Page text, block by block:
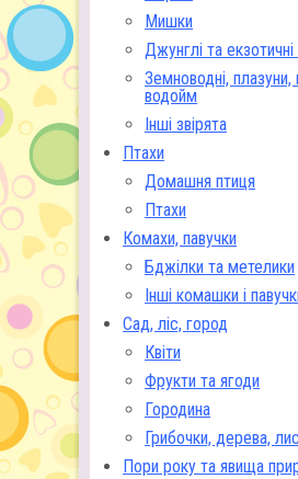
Мишки
Джунглі та екзотичні
Земноводні,
водойм
Інші звірята
Птахи
Домашня птиця
Птахи
Комахи, павучки
Бджілки та метелики
Інші комашки і
Сад, ліс, город
Квіти
Фрукти та ягоди
Городина
Грибочки, дерева,
Пори року та явища